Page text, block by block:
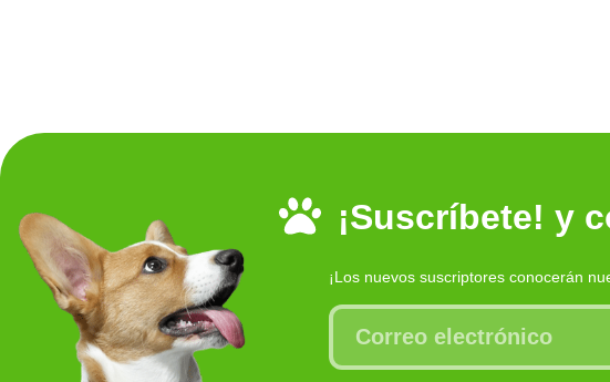
¡Suscríbete! y
¡Los nuevos suscriptores conocerán